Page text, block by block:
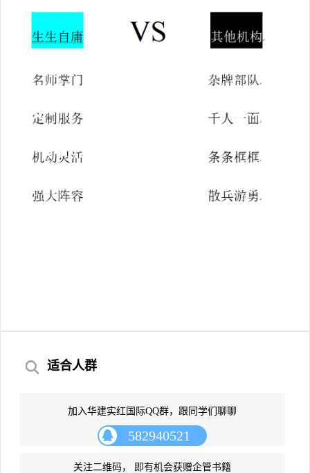
适合人群
加入华建实红国际QQ群，跟同学们聊聊
582940521
关注二维码， 即有机会获赠企管书籍